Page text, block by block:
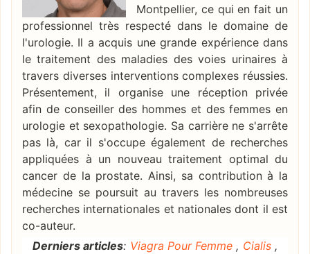
Montpellier, ce qui en fait un
professionnel très respecté dans le domaine de
l'urologie. Il a acquis une grande expérience dans
le traitement des maladies des voies urinaires à
travers diverses interventions complexes réussies.
Présentement, il organise une réception privée
afin de conseiller des hommes et des femmes en
urologie et sexopathologie. Sa carrière ne s'arrête
pas là, car il s'occupe également de recherches
appliquées à un nouveau traitement optimal du
cancer de la prostate. Ainsi, sa contribution à la
médecine se poursuit au travers les nombreuses
recherches internationales et nationales dont il est
co-auteur.
Derniers articles: Viagra Pour Femme , Cialis,